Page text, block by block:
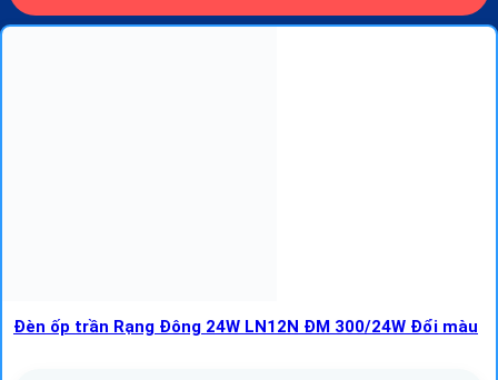
Đèn ốp trần Rạng Đông 24W LN12N ĐM 300/24W Đổi màu